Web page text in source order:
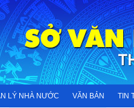
LÝ NHÀ NƯỚC VĂN BẢN TIN